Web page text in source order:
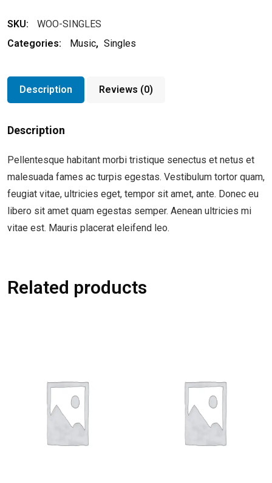
SKU:
WOO-SINGLES
Categories:
Music, Singles
Description Reviews (0)
Description
Pellentesque habitant morbi tristique senectus et netus et
malesuada fames ac turpis egestas. Vestibulum tortor quam,
feugiat vitae, ultricies eget, tempor sit amet, ante. Donec eu
libero sit amet quam egestas semper. Aenean ultricies mi
vitae est. Mauris placerat eleifend leo.
Related products